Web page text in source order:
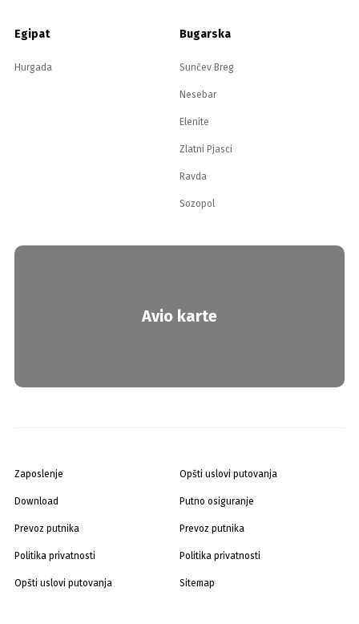
Egipat
Hurgada
Bugarska
Sunčev Breg
Nesebar
Elenite
Zlatni Pjasci
Ravda
Sozopol
Avio karte
Zaposlenje
Download
Prevoz putnika
Politika privatnosti
Opšti uslovi putovanja
Opšti uslovi putovanja
Putno osiguranje
Prevoz putnika
Politika privatnosti
Sitemap